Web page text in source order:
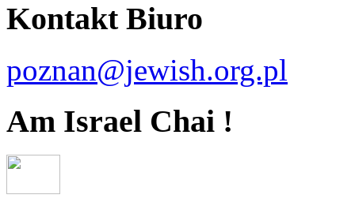
Kontakt Biuro
poznan@jewish.org.pl
Am Israel Chai !